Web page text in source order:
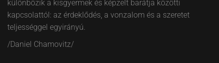
különbözik a kisgyermek és képzelt barátja közötti
kapcsolattól: az érdeklődés, a vonzalom és a szeretet
teljességgel egyirányú.
/Daniel Chamovitz/